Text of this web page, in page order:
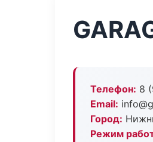
Телефон: 8
Email:
Город:
Режим